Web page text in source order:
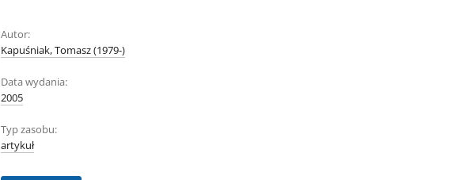
Autor:
Kapuśniak, Tomasz (1979-)
Data wydania:
2005
Typ zasobu:
artykuł